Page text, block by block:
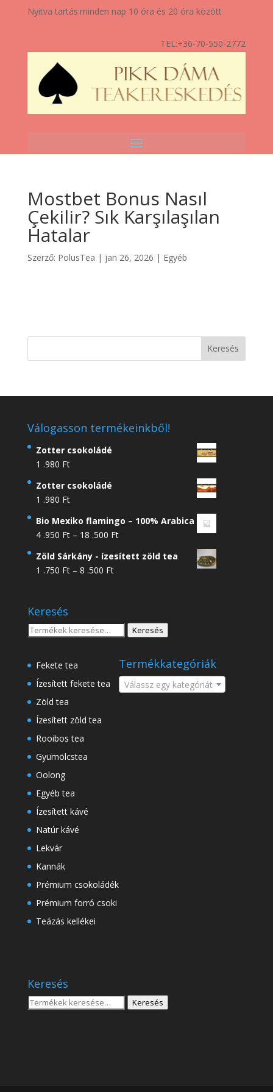
Nyitva tartás:minden nap 10 óra és 20 óra között
TEL:+36-70-550-2772
Mostbet Bonus Nasıl
Çekilir? Sık Karşılaşılan
Hatalar
Szerző: PolusTea | jan 26, 2026 | Egyéb
Válogasson termékeinkből!
Zotter csokoládé
1 .980 Ft
Zotter csokoládé
1 .980 Ft
Bio Mexiko flamingo – 100% Arabica
4 .950 Ft – 18 .500 FtÁrtartomány:
.950 Ft
Zöld Sárkány - ízesített zöld tea
1 .750 Ft – 8 .500 FtÁrtartomány:
8
.500 Ft
Keresés
Keresés
Keresés
Fekete tea
Ízesített fekete tea
Zöld tea
Ízesített zöld tea
Rooibos tea
Gyümölcstea
Oolong
Egyéb tea
Ízesített kávé
Natúr kávé
Lekvár
Kannák
Prémium csokoládék
Prémium forró csoki
Teázás kellékei
Termékkategóriák
Válassz egy kategóriát
Keresés
Keresés
Keresés